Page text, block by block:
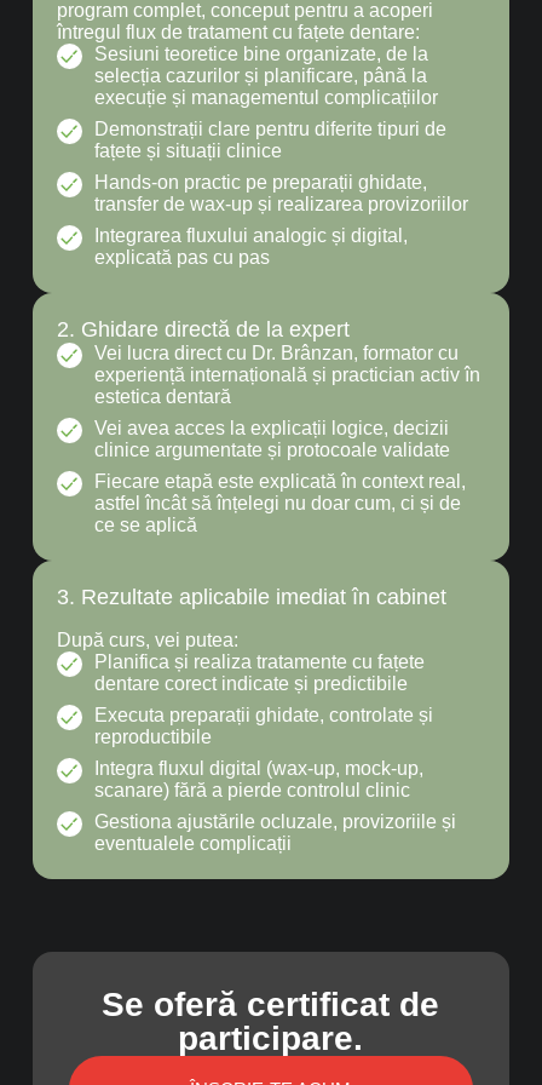
program complet, conceput pentru a acoperi
întregul flux de tratament cu fațete dentare:
Sesiuni teoretice bine organizate, de la
selecția cazurilor și planificare, până la
execuție și managementul complicațiilor
Demonstrații clare pentru diferite tipuri de
fațete și situații clinice
Hands-on practic pe preparații ghidate,
transfer de wax-up și realizarea provizoriilor
Integrarea fluxului analogic și digital,
explicată pas cu pas
2. Ghidare directă de la expert
Vei lucra direct cu Dr. Brânzan, formator cu
experiență internațională și practician activ în
estetica dentară
Vei avea acces la explicații logice, decizii
clinice argumentate și protocoale validate
Fiecare etapă este explicată în context real,
astfel încât să înțelegi nu doar cum, ci și de
ce se aplică
3. Rezultate aplicabile imediat în cabinet
După curs, vei putea:
Planifica și realiza tratamente cu fațete
dentare corect indicate și predictibile
Executa preparații ghidate, controlate și
reproductibile
Integra fluxul digital (wax-up, mock-up,
scanare) fără a pierde controlul clinic
Gestiona ajustările ocluzale, provizoriile și
eventualele complicații
Se oferă certificat de
participare.